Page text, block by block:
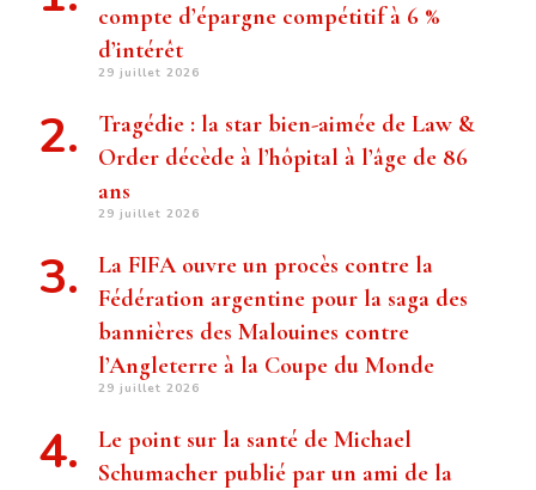
compte d’épargne compétitif à 6 %
d’intérêt
29 juillet 2026
Tragédie : la star bien-aimée de Law &
Order décède à l’hôpital à l’âge de 86
ans
29 juillet 2026
La FIFA ouvre un procès contre la
Fédération argentine pour la saga des
bannières des Malouines contre
l’Angleterre à la Coupe du Monde
29 juillet 2026
Le point sur la santé de Michael
Schumacher publié par un ami de la